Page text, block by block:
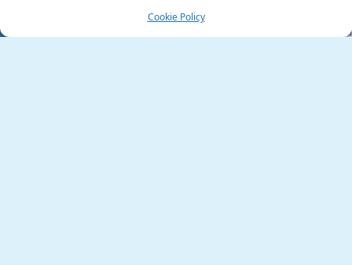
Cookie Policy
Tata Város Önkormányzata